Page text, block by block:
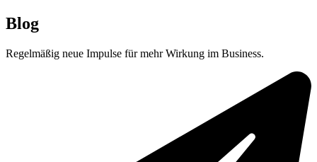
Blog
Regelmäßig neue Impulse für mehr Wirkung im Business.